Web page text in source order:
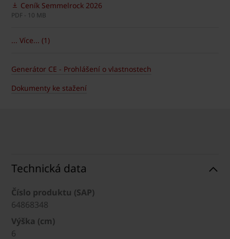
Ceník Semmelrock 2026
PDF - 10 MB
... Více... (1)
Generátor CE - Prohlášení o vlastnostech
Dokumenty ke stažení
Technická data
Číslo produktu (SAP)
64868348
Výška (cm)
6